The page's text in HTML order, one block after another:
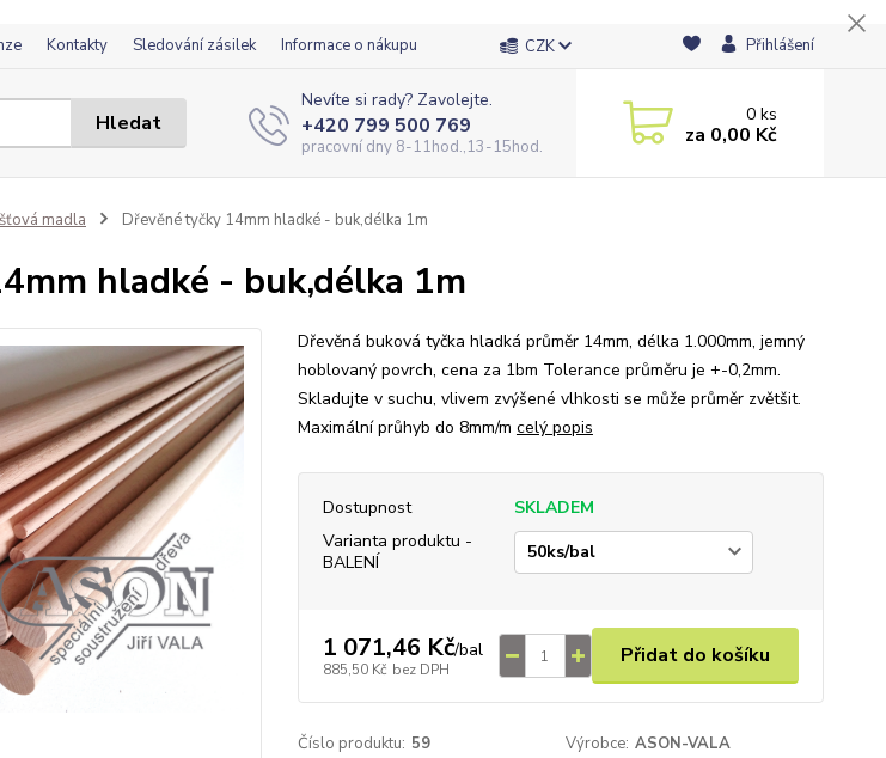
Kontakty Sledování zásilek Informace o nákupu CZK Přihlášení
Hledat
Nevíte si rady? Zavolejte.
+420 799 500 769
pracovní dny 8-11hod.,13-15hod.
0ks
za 0,00 Kč
madla Dřevěné tyčky 14mm hladké - buk,délka 1m
hladké - buk,délka 1m
Dřevěná buková tyčka hladká průměr 14mm, délka 1.000mm, jemný
hoblovaný povrch, cena za 1bm Tolerance průměru je +-0,2mm.
Skladujte v suchu, vlivem zvýšené vlhkosti se může průměr zvětšit.
Maximální průhyb do 8mm/m celý popis
Dostupnost
SKLADEM
Varianta produktu -
BALENÍ
1 071,46 Kč/bal
885,50 Kč bez DPH
Přidat do košíku
Číslo produktu: 59 Výrobce: ASON-VALA